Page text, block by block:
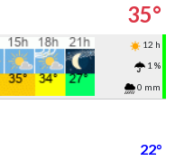
35°
12 h
1 %
0 mm
22°